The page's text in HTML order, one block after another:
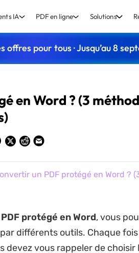
IA PDF en ligne Solutions
offres pour tous · Jusqu’au 8
en Word ? (3
un PDF protégé en Word ?
protégé en Word, vous
différents outils. Chaque
devez vous rappeler de choisir